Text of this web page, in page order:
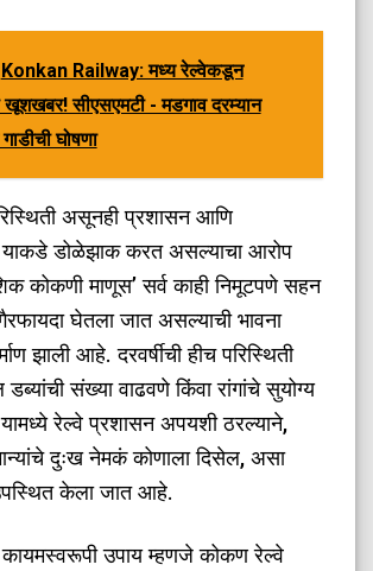
Konkan Railway: मध्य रेल्वेकडून
खूशखबर! सीएसएमटी - मडगाव दरम्यान
घोषणा
असूनही प्रशासन आणि
याकडे डोळेझाक करत असल्याचा आरोप
कोकणी माणूस’ सर्व काही निमूटपणे सहन
घेतला जात असल्याची भावना
झाली आहे. दरवर्षीची हीच परिस्थिती
संख्या वाढवणे किंवा रांगांचे सुयोग्य
रेल्वे प्रशासन अपयशी ठरल्याने,
दुःख नेमकं कोणाला दिसेल, असा
केला जात आहे.
कायमस्वरूपी उपाय म्हणजे कोकण रेल्वे